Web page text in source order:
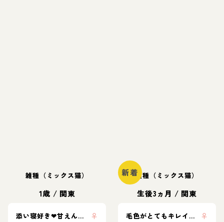
雑種（ミックス猫）
1歳 / 関東
添い寝好き❤︎甘えん坊美少女ポップちゃん
♀
新着雑種（ミックス猫）
生後3ヵ月 / 関東
毛色がとてもキレイなかぐやちゃん🍑
♀